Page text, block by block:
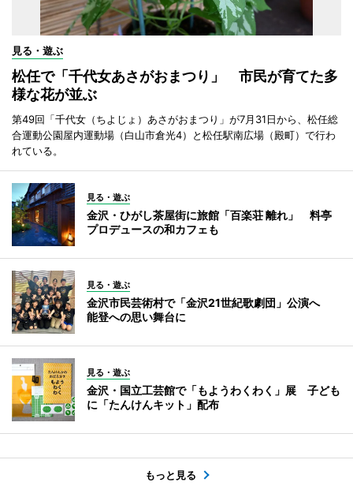
見る・遊ぶ
松任で「千代女あさがおまつり」 市民が育てた多
様な花が並ぶ
第49回「千代女（ちよじょ）あさがおまつり」が7月31日から、松任総
合運動公園屋内運動場（白山市倉光4）と松任駅南広場（殿町）で行わ
れている。
見る・遊ぶ
金沢・ひがし茶屋街に旅館「百楽荘 離れ」 料亭
プロデュースの和カフェも
見る・遊ぶ
金沢市民芸術村で「金沢21世紀歌劇団」公演へ
能登への思い舞台に
見る・遊ぶ
金沢・国立工芸館で「もようわくわく」展 子ども
に「たんけんキット」配布
もっと見る